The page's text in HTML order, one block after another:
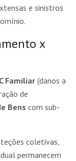
e sinistros
x
Familiar(danos a
de
Bens com sub-
coletivas,
permanecem